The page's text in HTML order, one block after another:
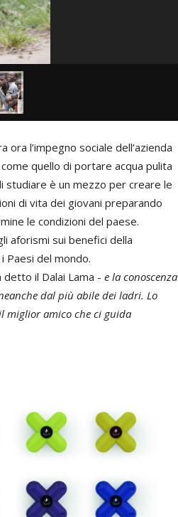
l’impegno sociale dell’azienda
quello di portare acqua pulita
studiare è un mezzo per creare le
di vita dei giovani preparando
le condizioni del paese.
aforismi sui benefici della
del mondo.
detto il Dalai Lama - e la conoscenza
dal più abile dei ladri. Lo
miglior amico che ci guida